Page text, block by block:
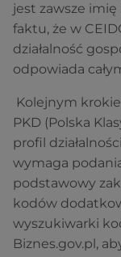
jest zawsze
faktu, że w
działalność
odpowiada
Kolejnym
PKD (Polska
profil
wymaga
podstawowy
kodów
wyszukiwarki
Biznes.gov.pl,